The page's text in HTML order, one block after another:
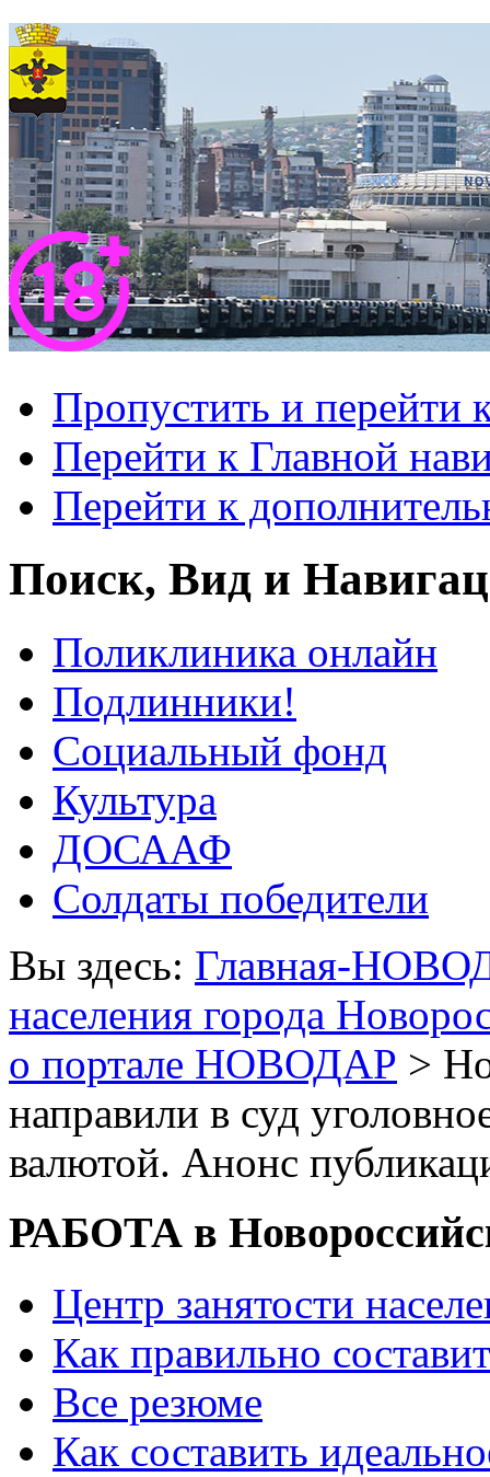
Пропустить и перейти
Перейти к Главной
Перейти к
Поиск, Вид и
Поликлиника онлайн
Подлинники!
Социальный фонд
Культура
ДОСААФ
Солдаты победители
Вы здесь: Главная-
населения города
о портале НОВОДАР >
направили в суд
валютой. Анонс
РАБОТА в
Центр занятости
Как правильно
Все резюме
Как составить